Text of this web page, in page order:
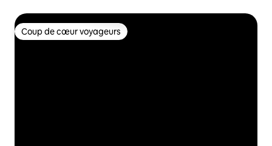
Coup de cœur voyageurs
Coup de cœur voyageurs